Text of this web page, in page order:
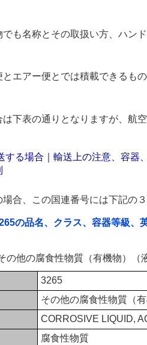
も名称とその取扱い方、ハン
エアー便とでは積載できるも
下表の通りとなりますが、航
する場合｜輸送上の注意、容器
合、この国連番号には下記の
の品名、クラス、容器等級、
の他の腐食性物質（有機物）（
3265
その他の腐食性物質（
CORROSIVE LIQUID,
腐食性物質